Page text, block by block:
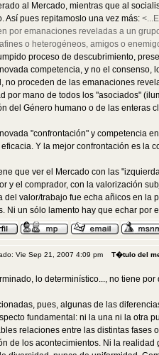
al Mercado, mientras que al
Así pues repitamoslo una vez más:
por emanaciones reveladas a un
o heterogéneos, amigos o
proceso de descubrimiento,
competencia, y no el consenso,
no proceden de las emanaciones
por mano de todos los "asociados"
del Género humano o de las enteras
"confrontación" y competencia
Y la mejor confrontación es la
que ver el Mercado con las
y el comprador, con la valorización
del valor/trabajo fue echa añicos en la
Ni un sólo lamento hay que echar por
Vie Sep 21, 2007 4:09 pm T�tulo del
lo determinístico..., no tiene
pues, algunas de las
fundamental: ni la una ni la otra
relaciones entre las distintas fases
de los acontecimientos. Ni la